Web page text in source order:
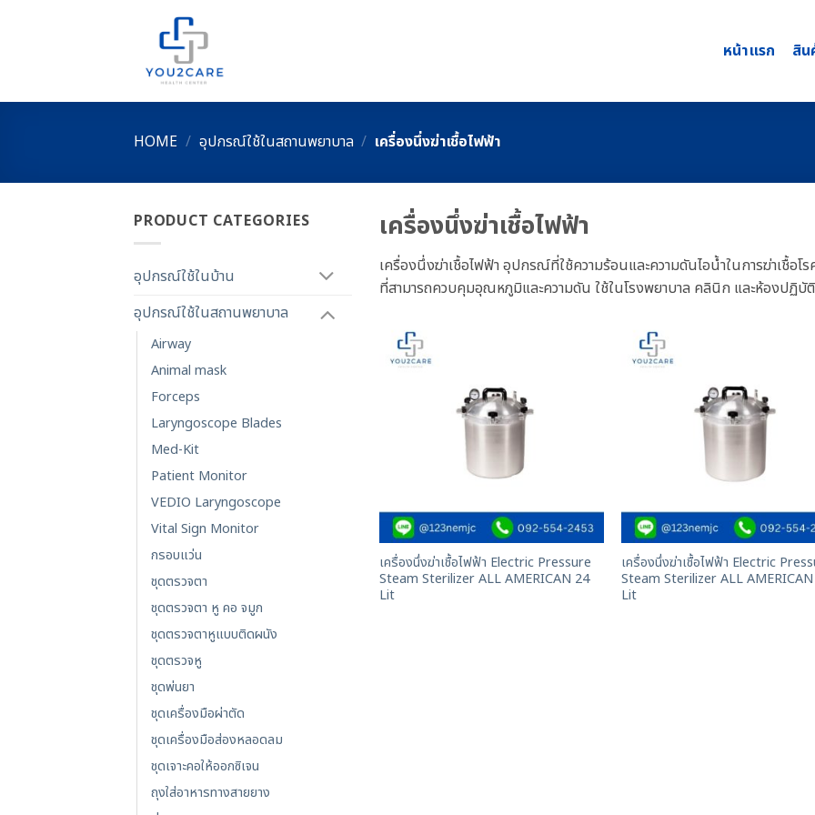
หน้าแรก สิน
HOME / อุปกรณ์ใช้ในสถานพยาบาล / เครื่องนึ่งฆ่าเชื้อไฟฟ้า
PRODUCT CATEGORIES
อุปกรณ์ใช้ในบ้าน
อุปกรณ์ใช้ในสถานพยาบาล
Airway
Animal mask
Forceps
Laryngoscope Blades
Med-Kit
Patient Monitor
VEDIO Laryngoscope
Vital Sign Monitor
กรอบแว่น
ชุดตรวจตา
ชุดตรวจตา หู คอ จมูก
ชุดตรวจตาหูแบบติดผนัง
ชุดตรวจหู
ชุดพ่นยา
ชุดเครื่องมือผ่าตัด
ชุดเครื่องมือส่องหลอดลม
ชุดเจาะคอให้ออกซิเจน
ถุงใส่อาหารทางสายยาง
เครื่องนึ่งฆ่าเชื้อไฟฟ้า
เครื่องนึ่งฆ่าเชื้อไฟฟ้า อุปกรณ์ที่ใช้ความร้อนและความดันไอน้ำในการฆ่าเชื้
ที่สามารถควบคุมอุณหภูมิและความดัน ใช้ในโรงพยาบาล คลินิก และห้องปฏิบั
เครื่องนึ่งฆ่าเชื้อไฟฟ้า Electric Pressure
Steam Sterilizer ALL AMERICAN 24
Lit
เครื่องนึ่งฆ่าเชื้อไฟฟ้า Electric
Steam Sterilizer ALL
Lit